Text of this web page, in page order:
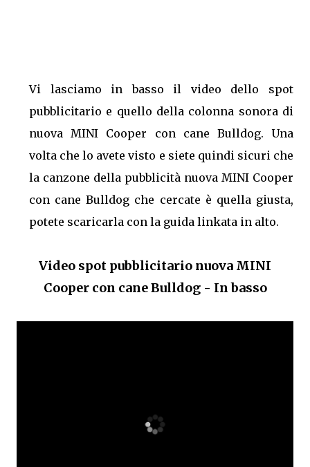
Vi lasciamo in basso il video dello spot
pubblicitario e quello della colonna sonora di
nuova MINI Cooper con cane Bulldog. Una
volta che lo avete visto e siete quindi sicuri che
la canzone della pubblicità nuova MINI Cooper
con cane Bulldog che cercate è quella giusta,
potete scaricarla con la guida linkata in alto.
Video spot pubblicitario nuova MINI
Cooper con cane Bulldog - In basso